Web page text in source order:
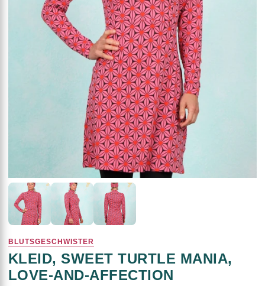
BLUTSGESCHWISTER
KLEID, SWEET TURTLE MANIA,
LOVE-AND-AFFECTION